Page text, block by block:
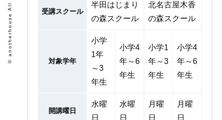
受講スクール
半田はじまり
の森スクール
北名古屋木香
の森スクール
対象学年
小学
1年
～3
年生
小学4
年～6
年生
小学1
年～3
年生
小学4
年～6
年生
開講曜日
水曜
日
水曜
日
月曜
日
月曜
日